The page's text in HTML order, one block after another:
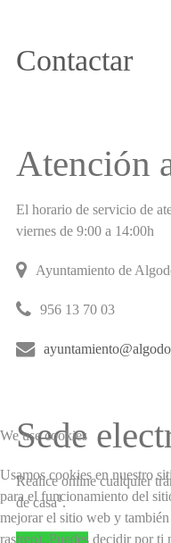
Contactar
Atención
El horario de servicio de
viernes de 9:00 a 14:00h
Ayuntamiento de
956 13 70 03
­
Sede
Realice online cualquier
de casa1.
We use cookies
Usamos cookies en nuestro
para el funcionamiento del
mejorar el sitio web y
rastreo). Puedes decidir por ti